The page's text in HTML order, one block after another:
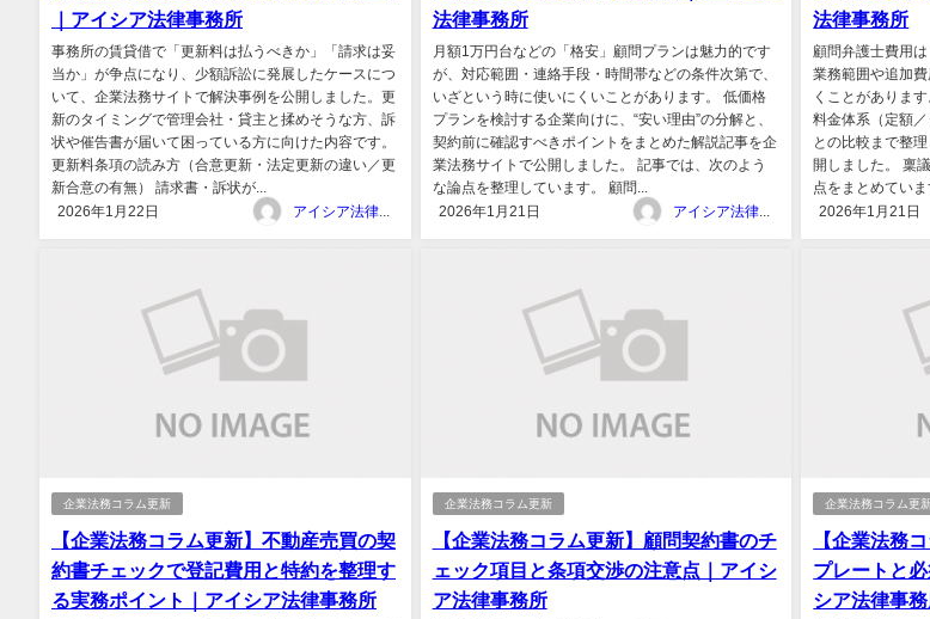
｜アイシア法律事務所
事務所の賃貸借で「更新料は払うべきか」「請求は妥
当か」が争点になり、少額訴訟に発展したケースにつ
いて、企業法務サイトで解決事例を公開しました。更
新のタイミングで管理会社・貸主と揉めそうな方、訴
状や催告書が届いて困っている方に向けた内容です。
更新料条項の読み方（合意更新・法定更新の違い／更
新合意の有無） 請求書・訴状が...
2026年1月22日
アイシア法律事務所
法律事務所
月額1万円台などの「格安」顧問プランは魅力的です
が、対応範囲・連絡手段・時間帯などの条件次第で、
いざという時に使いにくいことがあります。 低価格
プランを検討する企業向けに、“安い理由”の分解と、
契約前に確認すべきポイントをまとめた解説記事を企
業法務サイトで公開しました。 記事では、次のよう
な論点を整理しています。 顧問...
2026年1月21日
法律事務所
顧問弁護士費用
業務範囲や追加
くことがありま
料金体系（定額
との比較まで整
開しました。 稟
点をまとめていま
2026年1月21日
企業法務コラム更新
【企業法務コラム更新】不動産売買の契
約書チェックで登記費用と特約を整理す
る実務ポイント｜アイシア法律事務所
企業法務コラム更新
【企業法務コラム更新】顧問契約書のチ
ェック項目と条項交渉の注意点｜アイシ
ア法律事務所
企業法務コラム更
【企業法務
プレートと
シア法律事